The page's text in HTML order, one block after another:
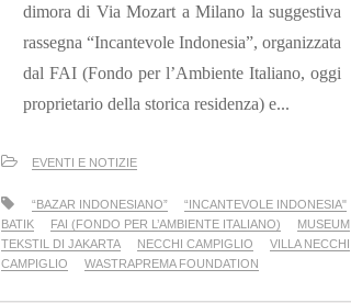
dimora di Via Mozart a Milano la suggestiva
rassegna “Incantevole Indonesia”, organizzata
dal FAI (Fondo per l’Ambiente Italiano, oggi
proprietario della storica residenza) e...
EVENTI E NOTIZIE
“BAZAR INDONESIANO”
“INCANTEVOLE INDONESIA"
BATIK
FAI (FONDO PER L’AMBIENTE ITALIANO)
MUSEUM
TEKSTIL DI JAKARTA
NECCHI CAMPIGLIO
VILLA NECCHI
CAMPIGLIO
WASTRAPREMA FOUNDATION